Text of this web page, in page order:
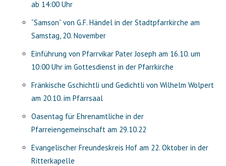
ab 14:00 Uhr
“Samson” von G.F. Händel in der Stadtpfarrkirche am
Samstag, 20. November
Einführung von Pfarrvikar Pater Joseph am 16.10. um
10:00 Uhr im Gottesdienst in der Pfarrkirche
Fränkische Gschichtli und Gedichtli von Wilhelm Wolpert
am 20.10. im Pfarrsaal
Oasentag für Ehrenamtliche in der
Pfarreiengemeinschaft am 29.10.22
Evangelischer Freundeskreis Hof am 22. Oktober in der
Ritterkapelle